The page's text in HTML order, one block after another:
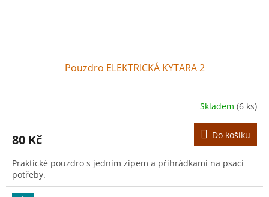
Pouzdro ELEKTRICKÁ KYTARA 2
Skladem (6 ks)
80 Kč Do košíku
Praktické pouzdro s jedním zipem a přihrádkami na psací
potřeby.